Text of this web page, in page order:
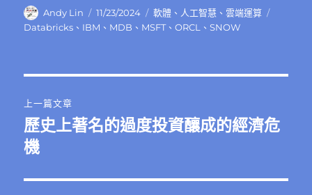
作
者
Andy Lin
發
佈
11/23/2024
分
類
軟體 、 人工智慧 、雲端運算
Databricks 、 IBM 、 MDB 、 MSFT、ORCL 、SNOW
章
導
覽
上一篇文章
上
一
文
歷史上著名的過度投資釀成的經濟危
機